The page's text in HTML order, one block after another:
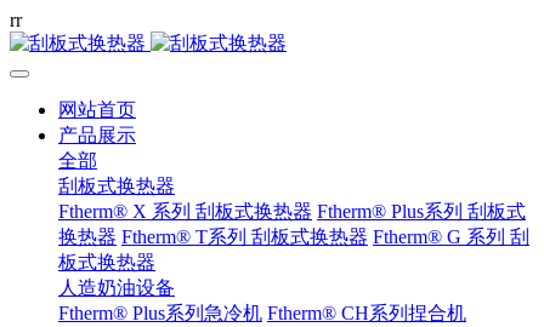
rr
网站首页
产品展示
全部
刮板式换热器
Ftherm® X 系列 刮板式换热器 Ftherm® Plus系列 刮板式
换热器 Ftherm® T系列 刮板式换热器 Ftherm® G 系列 刮
板式换热器
人造奶油设备
Ftherm® Plus系列急冷机 Ftherm® CH系列捏合机